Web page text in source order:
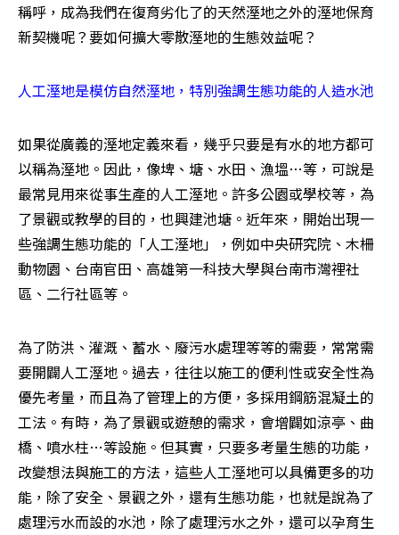
稱呼，成為我們在復育劣化了的天然溼地之外的溼地保育
新契機呢？要如何擴大零散溼地的生態效益呢？
人工溼地是模仿自然溼地，特別強調生態功能的人造水池
如果從廣義的溼地定義來看，幾乎只要是有水的地方都可
以稱為溼地。因此，像埤、塘、水田、漁塭…等，可說是
最常見用來從事生產的人工溼地。許多公園或學校等，為
了景觀或教學的目的，也興建池塘。近年來，開始出現一
些強調生態功能的「人工溼地」，例如中央研究院、木柵
動物園、台南官田、高雄第一科技大學與台南市灣裡社
區、二行社區等。
為了防洪、灌溉、蓄水、廢污水處理等等的需要，常常需
要開闢人工溼地。過去，往往以施工的便利性或安全性為
優先考量，而且為了管理上的方便，多採用鋼筋混凝土的
工法。有時，為了景觀或遊憩的需求，會增闢如涼亭、曲
橋、噴水柱…等設施。但其實，只要多考量生態的功能，
改變想法與施工的方法，這些人工溼地可以具備更多的功
能，除了安全、景觀之外，還有生態功能，也就是說為了
處理污水而設的水池，除了處理污水之外，還可以孕育生